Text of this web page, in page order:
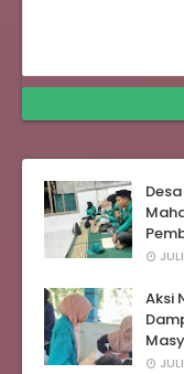
Aksi